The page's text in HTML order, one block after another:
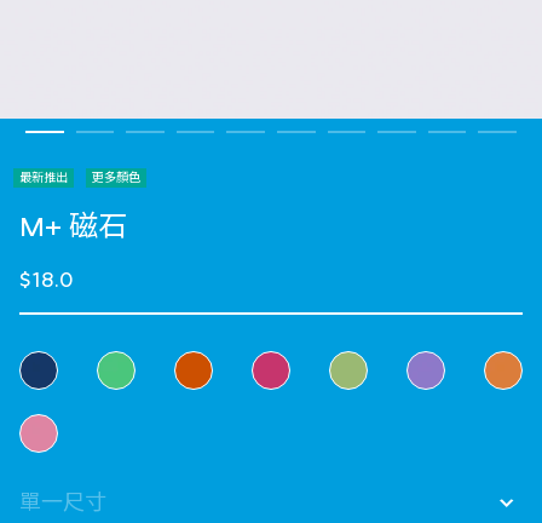
最新推出 更多顏色
M+ 磁石
$18.0
選擇 顏色